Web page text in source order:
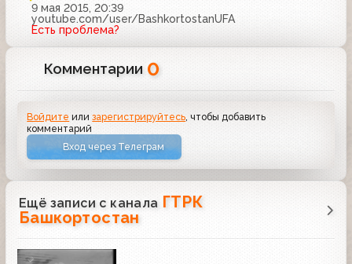
9 мая 2015, 20:39
youtube.com/user/BashkortostanUFA
Есть проблема?
Комментарии 0
Войдите илизарегистрируйтесь , чтобы добавить
комментарий
Вход через Телеграм
Ещё записи с канала ГТРК
Башкортостан